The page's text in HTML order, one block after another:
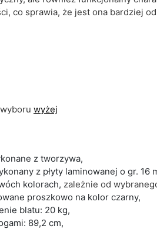
co sprawia, że jest ona bardziej
wyżej
z tworzywa,
z płyty laminowanej o gr. 16
kolorach, zależnie od
proszkowo na kolor czarny,
blatu: 20 kg,
89,2 cm,